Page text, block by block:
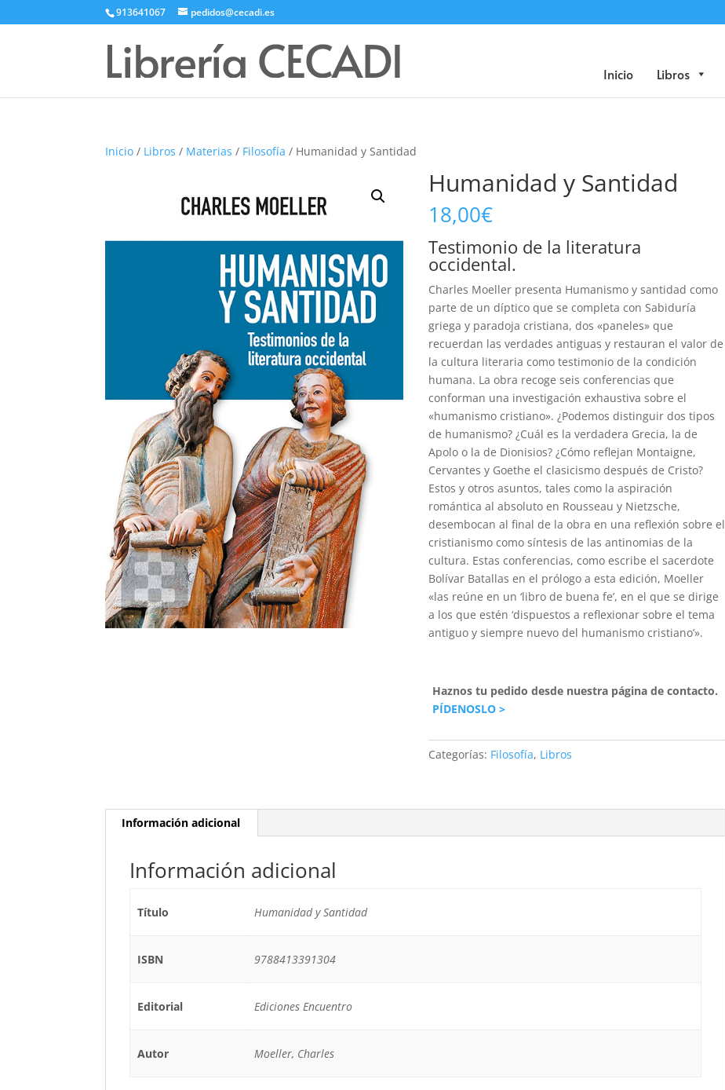
913641067 pedidos@cecadi.es
Inicio Libros
Búsqueda
Inicio / Libros / Materias / Filosofía / Humanidad y Santidad
Humanidad y Santidad
18,00€
Testimonio de la literatura
occidental.
Charles Moeller presenta Humanismo y santidad como
parte de un díptico que se completa con Sabiduría
griega y paradoja cristiana, dos «paneles» que
recuerdan las verdades antiguas y restauran el valor de
la cultura literaria como testimonio de la condición
humana. La obra recoge seis conferencias que
conforman una investigación exhaustiva sobre el
«humanismo cristiano». ¿Podemos distinguir dos tipos
de humanismo? ¿Cuál es la verdadera Grecia, la de
Apolo o la de Dionisios? ¿Cómo reflejan Montaigne,
Cervantes y Goethe el clasicismo después de Cristo?
Estos y otros asuntos, tales como la aspiración
romántica al absoluto en Rousseau y Nietzsche,
desembocan al final de la obra en una reflexión sobre el
cristianismo como síntesis de las antinomias de la
cultura. Estas conferencias, como escribe el sacerdote
Bolívar Batallas en el prólogo a esta edición, Moeller
«las reúne en un ‘libro de buena fe’, en el que se dirige
a los que estén ‘dispuestos a reflexionar sobre el tema
antiguo y siempre nuevo del humanismo cristiano’».
Haznos tu pedido desde nuestra página de contacto.
PÍDENOSLO >
Categorías: Filosofía, Libros
Información adicional
Información adicional
Título Humanidad y Santidad
ISBN 9788413391304
Editorial Ediciones Encuentro
Autor Moeller, Charles